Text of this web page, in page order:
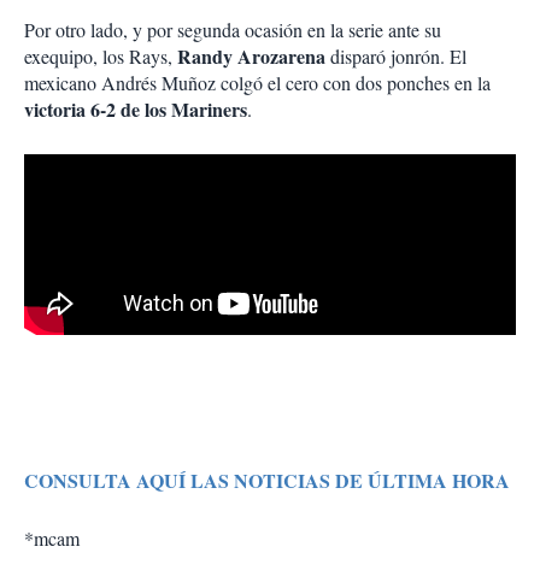
Por otro lado, y por segunda ocasión en la serie ante su
exequipo, los Rays, Randy Arozarenadisparó jonrón. El
mexicano Andrés Muñoz colgó el cero con dos ponches en la
victoria 6-2 de los Mariners.
CONSULTA AQUÍ LAS NOTICIAS DE ÚLTIMA HORA
*mcam